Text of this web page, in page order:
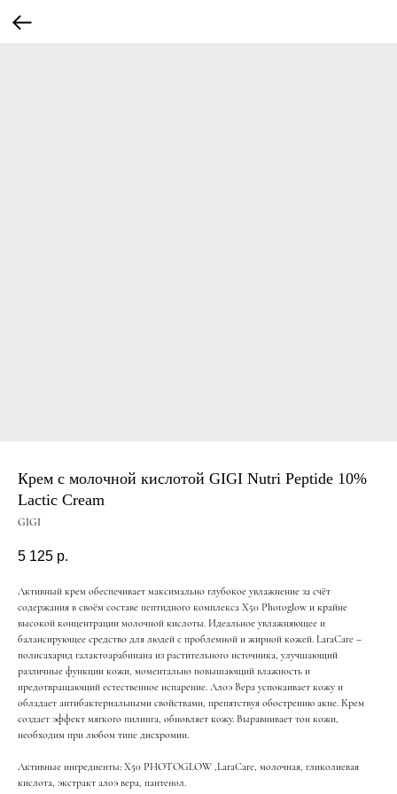
Крем с молочной кислотой GIGI Nutri Peptide 10%
Lactic Cream
GIGI
5 125 р.
Активный крем обеспечивает максимально глубокое увлажнение за счёт
содержания в своём составе пептидного комплекса Х50 Photoglow и крайне
высокой концентрации молочной кислоты. Идеальное увлажняющее и
балансирующее средство для людей с проблемной и жирной кожей. LaraCare –
полисахарид галактоарабинана из растительного источника, улучшающий
различные функции кожи, моментально повышающий влажность и
предотвращающий естественное испарение. Алоэ Вера успокаивает кожу и
обладает антибактериальными свойствами, препятствуя обострению акне. Крем
создает эффект мягкого пилинга, обновляет кожу. Выравнивает тон кожи,
необходим при любом типе дисхромии.
Активные ингредиенты: X50 PHOTOGLOW ,LaraCare, молочная, гликолиевая
кислота, экстракт алоэ вера, пантенол.